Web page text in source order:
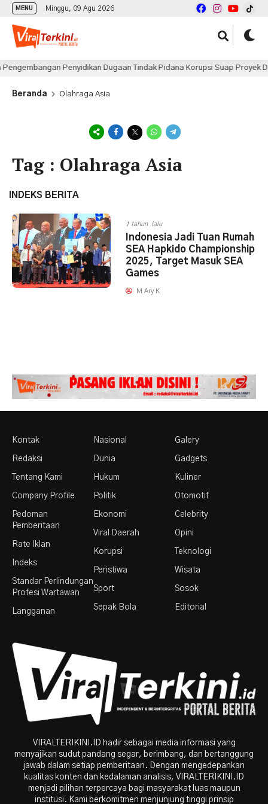
MENU Minggu, 09 Agu 2026
Penyidikan Dugaan Tindak Pidana Korupsi Suap Proyek Di
Beranda Olahraga Asia
Tag : Olahraga Asia
INDEKS BERITA
1 tahun lalu
Indonesia Jadi Tuan Rumah
SEA Hapkido Championship
2025, Target Masuk SEA
Games
M Ary K
Kontak
Redaksi
Tentang Kami
Company Profile
Pedoman
Pemberitaan
Rate Iklan
Indeks
Standar Perlindungan
Profesi Wartawan
Langganan
Nasional
Dunia
Hukum
Politik
Ekonomi
Viral Daerah
Korupsi
Peristiwa
Sport
Sepak Bola
Galery
Gadgets
Kuliner
Otomotif
Celebrity
Opini
Teknologi
Wisata
Sosok
Editorial
VIRALTERIKINI.ID hadir sebagai media informasi yang
menyajikan sudut pandang segar, berimbang, dan bertanggung
jawab dalam setiap pemberitaan. Dengan mengedepankan
kualitas konten dan kedalaman analisis, VIRALTERIKINI.ID
menjadi pilihan terpercaya bagi masyarakat luas maupun
institusi. Kami berkomitmen menjunjung tinggi prinsip